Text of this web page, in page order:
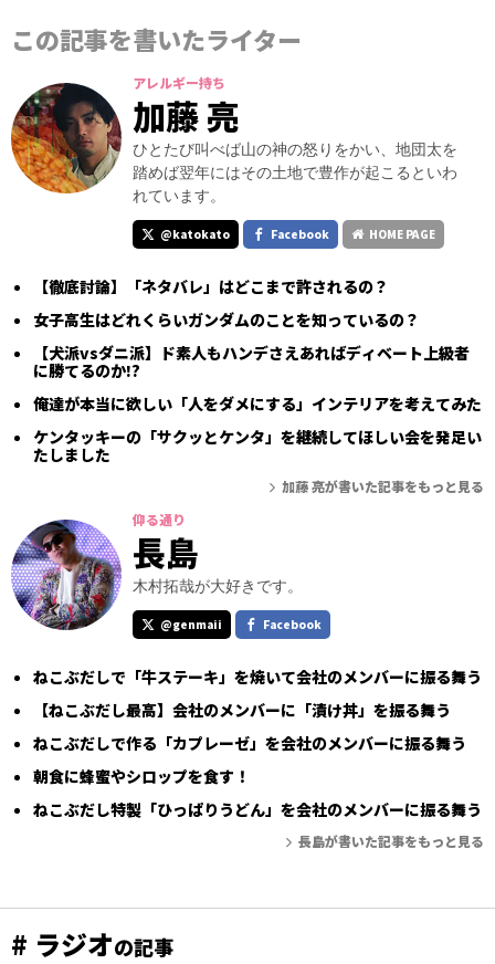
この記事を書いたライター
アレルギー持ち
加藤 亮
ひとたび叫べば山の神の怒りをかい、地団太を
踏めば翌年にはその土地で豊作が起こるといわ
れています。
@katokato Facebook HOME PAGE
【徹底討論】「ネタバレ」はどこまで許されるの？
女子高生はどれくらいガンダムのことを知っているの？
【犬派vsダニ派】ド素人もハンデさえあればディベート上級者
に勝てるのか!?
俺達が本当に欲しい「人をダメにする」インテリアを考えてみた
ケンタッキーの「サクッとケンタ」を継続してほしい会を発足い
たしました
加藤 亮が書いた記事をもっと見る
仰る通り
長島
木村拓哉が大好きです。
@genmaii Facebook
ねこぶだしで「牛ステーキ」を焼いて会社のメンバーに振る舞う
【ねこぶだし最高】会社のメンバーに「漬け丼」を振る舞う
ねこぶだしで作る「カプレーゼ」を会社のメンバーに振る舞う
朝食に蜂蜜やシロップを食す！
ねこぶだし特製「ひっぱりうどん」を会社のメンバーに振る舞う
長島が書いた記事をもっと見る
# ラジオの記事